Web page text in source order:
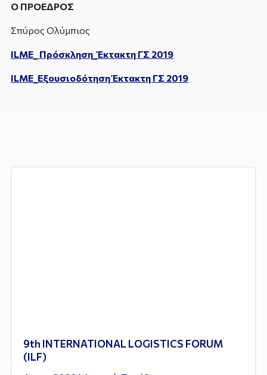
Ο ΠΡΟΕΔΡΟΣ
Σπύρος Ολύμπιος
ILME_ Πρόσκληση_Έκτακτη ΓΣ 2019
ILME_Εξουσιοδότηση Έκτακτη ΓΣ 2019
9th INTERNATIONAL LOGISTICS FORUM
(ILF)